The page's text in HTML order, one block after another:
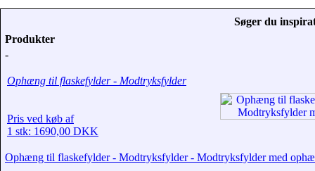
Søger du
Produkter
-
Ophæng til flaskefylder - Modtryksfylder
Pris ved køb af
1 stk: 1690,00 DKK
Ophæng til flaskefylder - Modtryksfylder - Modtryksfylder med